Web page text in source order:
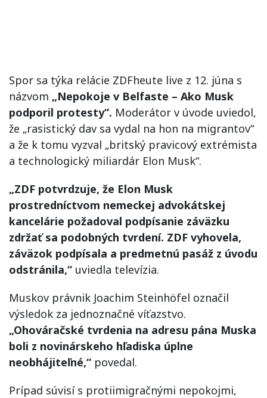
Spor sa týka relácie ZDFheute live z 12. júna s
názvom „Nepokoje v Belfaste – Ako Musk
podporil protesty“. Moderátor v úvode uviedol,
že „rasistický dav sa vydal na hon na migrantov“
a že k tomu vyzval „britský pravicový extrémista
a technologický miliardár Elon Musk“.
„ZDF potvrdzuje, že Elon Musk
prostredníctvom nemeckej advokátskej
kancelárie požadoval podpísanie záväzku
zdržať sa podobných tvrdení. ZDF vyhovela,
záväzok podpísala a predmetnú pasáž z úvodu
odstránila,“ uviedla televízia.
Muskov právnik Joachim Steinhöfel označil
výsledok za jednoznačné víťazstvo.
„Ohováračské tvrdenia na adresu pána Muska
boli z novinárskeho hľadiska úplne
neobhájiteľné,“ povedal.
Prípad súvisí s protiimigračnými nepokojmi,